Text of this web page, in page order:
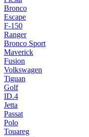
Bronco
Escape
F-150
Ranger
Bronco Sport
Maverick
Fusion
Volkswagen
Tiguan
Golf
ID.4
Jetta
Passat
Polo
Touareg